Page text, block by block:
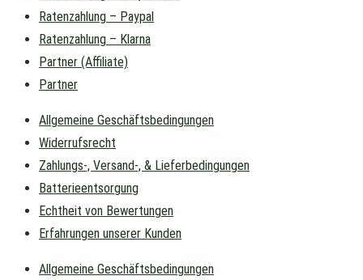
Ratenzahlung – Paypal
Ratenzahlung – Klarna
Partner (Affiliate)
Partner
Allgemeine Geschäftsbedingungen
Widerrufsrecht
Zahlungs-, Versand-, & Lieferbedingungen
Batterieentsorgung
Echtheit von Bewertungen
Erfahrungen unserer Kunden
Allgemeine Geschäftsbedingungen